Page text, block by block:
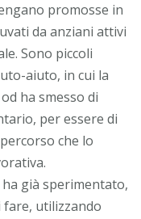
promosse in
da anziani attivi
Sono piccoli
aiuto, in cui la
ha smesso di
per essere di
che lo
ha già sperimentato,
utilizzando